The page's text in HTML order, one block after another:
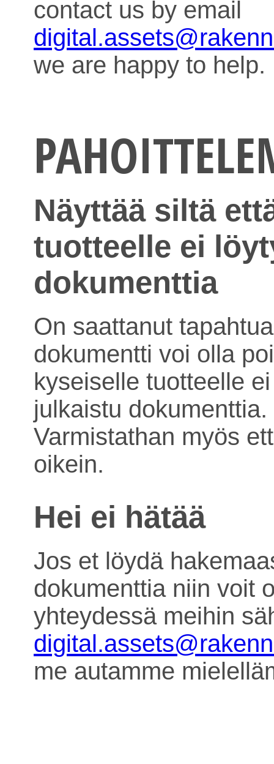
contact us by email
we are happy to help.
Näyttää siltä
tuotteelle ei
dokumenttia
On saattanut
dokumentti voi olla
kyseiselle tuotteelle
julkaistu dokumenttia.
Varmistathan myös
oikein.
Hei ei hätää
Jos et löydä
dokumenttia niin voit
yhteydessä meihin
me autamme